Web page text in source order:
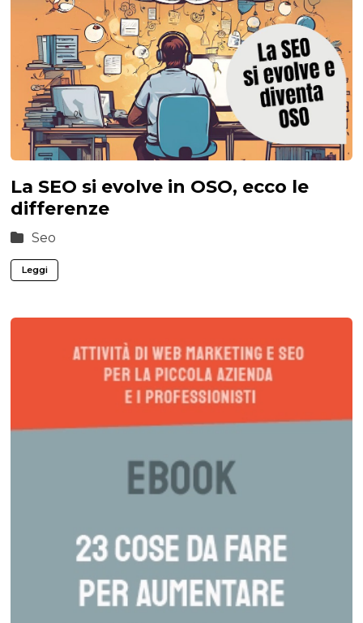
La SEO si evolve in OSO, ecco le
differenze
Seo
Leggi